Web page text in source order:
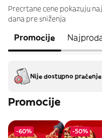
Precrtane cene pokazuju
dana pre sniženja
Promocije
Nije dostupno
Promocije
-60% -50%